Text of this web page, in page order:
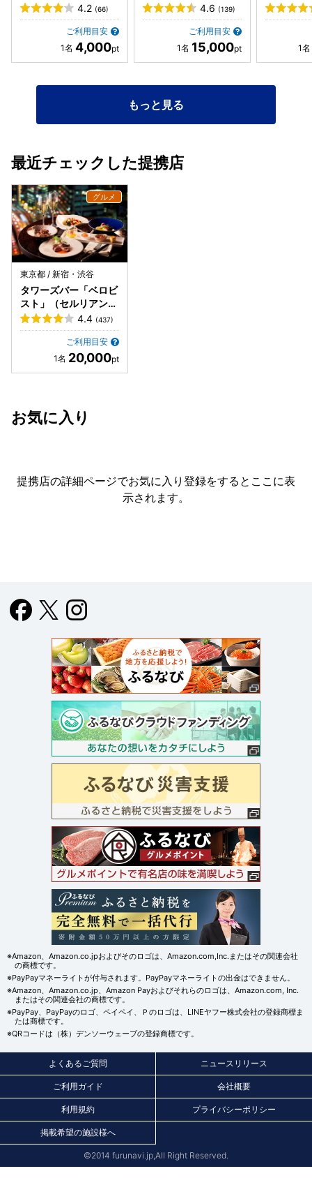
4.2 (66)
ご利用目安
4,000
4.6 (139)
ご利用目安
15,000
もっと見る
最近チェックした提携店
東京都 / 新宿・渋谷
タワーズバー「ベロビ
スト」（セルリアンタ
ワー東急ホテル内）
4.4 (437)
ご利用目安
20,000
お気に入り
提携店の詳細ページでお気に入り登録をすると ここに表
示されます。
※Amazon、Amazon.co.jpおよびそのロゴは、Amazon.com,Inc.またはその関連会社
の商標です。
※PayPayマネーライトが付与されます。PayPayマネーライトの出金はできません。
※Amazon、Amazon.co.jp、Amazon Payおよびそれらのロゴは、Amazon.com, Inc.
またはその関連会社の商標です。
※PayPay、PayPayのロゴ、ペイペイ、Ｐのロゴは、LINEヤフー株式会社の登録商標ま
たは商標です。
※QRコードは（株）デンソーウェーブの登録商標です。
よくあるご質問 ニュースリリース
ご利用ガイド 会社概要
利用規約 プライバシーポリシー
掲載希望の施設様へ
©2014 furunavi.jp,All Right Reserved.